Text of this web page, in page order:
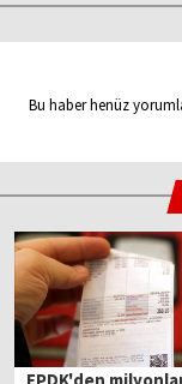
Bu haber henüz